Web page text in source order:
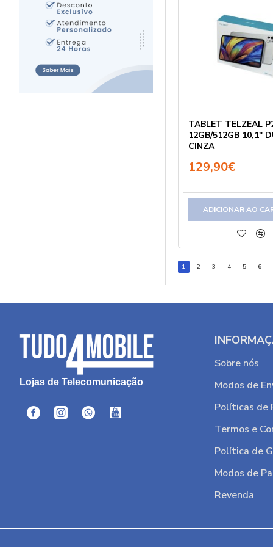
Tab72
Tab75
Tab A7 Lite/T220
Tab A7 Lite/T225
Tab A8/SM-X205
Tab A11/SM-X135G
Tab M10
Telzeal P105
Telzeal P201
Telzeal P604
TABLET TELZEAL
12GB/512GB 10,1"
CINZA
129,90€
ADICIONAR AO
1 2 3 4 5 6
Lojas de Telecomunicação
Sobre nós
Modos de
Políticas de
Termos e
Política de
Modos de
Revenda